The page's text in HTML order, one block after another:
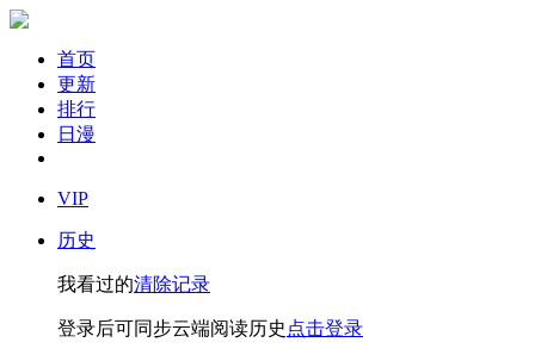
首页
更新
排行
日漫
VIP
历史
我看过的清除记录
登录后可同步云端阅读历史 点击登录